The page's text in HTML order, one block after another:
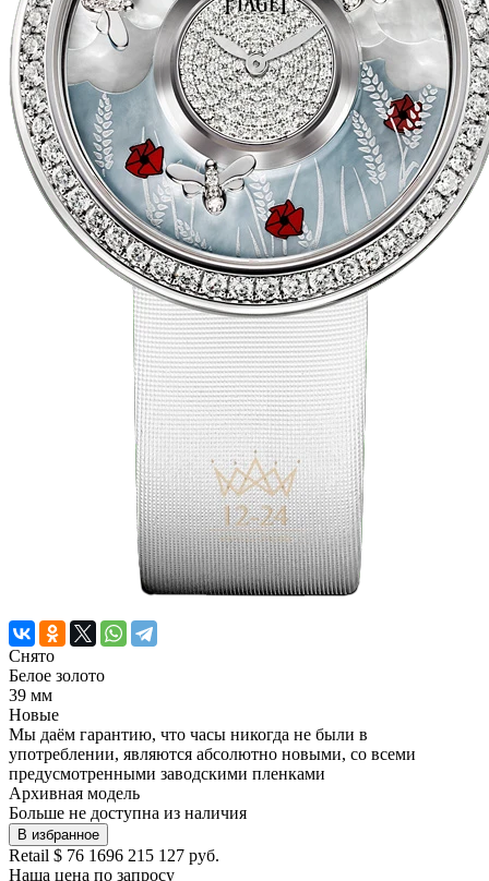
Снято
Белое золото
39 мм
Новые
Мы даём гарантию, что часы никогда не были в
употреблении, являются абсолютно новыми, со всеми
предусмотренными заводскими пленками
Архивная модель
Больше не доступна из наличия
В избранное
Retail $ 76 1696 215 127 руб.
Наша цена по запросу